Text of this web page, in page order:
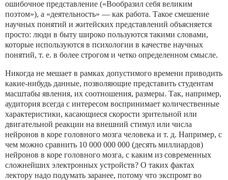
ошибочное представление («Вообразил себя великим
поэтом»), а «деятельность» — как работа. Такое смешение
науч­ных понятий и житейских представлений объясняется
просто: люди в быту широко пользуются такими словами,
которые ис­пользуются в психологии в качестве научных
понятий, т. е. в бо­лее строгом и четко определенном смысле.
Никогда не мешает в рамках допустимого времени приводить
какие-нибудь данные, позволяющие представить студентам
масштабы явления, их соотношения, размеры. Так, например,
аудитория всегда с интересом воспринимает количественные
ха­рактеристики, касающиеся скорости зрительной или
двигатель­ной реакции на внешний стимул или числа
нейронов в коре го­ловного мозга человека и т. д. Например, с
чем можно сравнить 10 000 000 000 (десять миллиардов)
нейронов в коре головного мозга, с каким из современных
сложнейших электронных уст­ройств? О таких фактах
лектору надо подумать заранее, потому что экспромт во